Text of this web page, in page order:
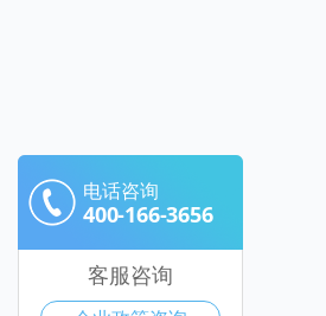
电话咨询
400-166-3656
客服咨询